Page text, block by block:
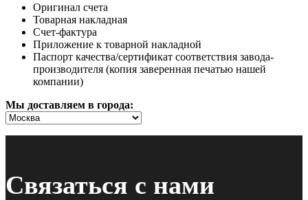
Оригинал счета
Товарная накладная
Счет-фактура
Приложение к товарной накладной
Паспорт качества/сертификат соответствия завода-
производителя (копия заверенная печатью нашей
компании)
Мы доставляем в города:
Связаться с нами